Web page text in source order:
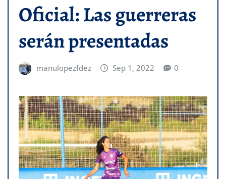
Oficial: Las guerreras
serán presentadas
manulopezfdez Sep 1, 2022 0